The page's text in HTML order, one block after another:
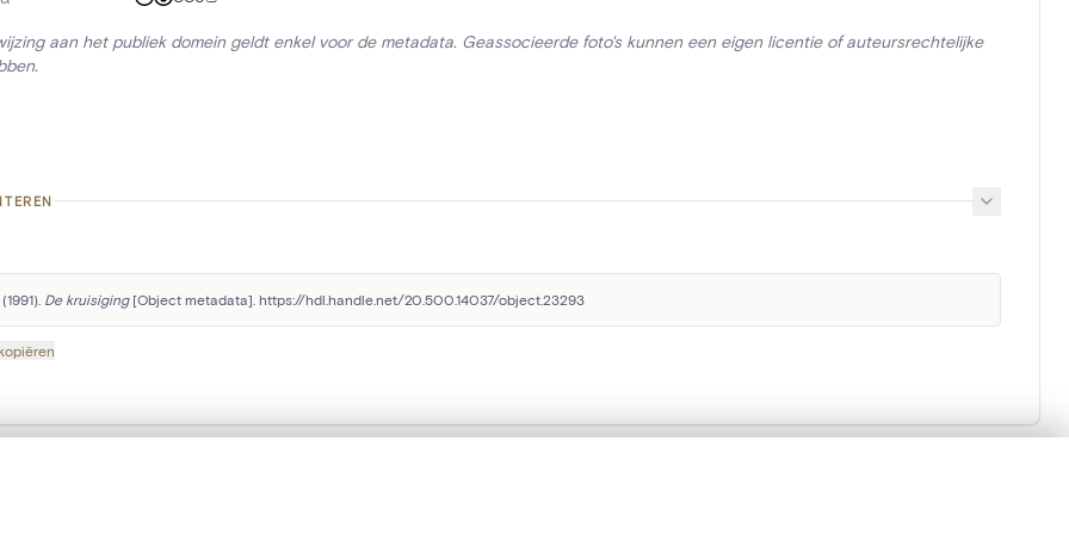
aan het publiek domein geldt enkel voor de metadata. Geassocieerde foto's kunnen een eigen licentie of auteursrechtelijke
De kruisiging [Object metadata]. https://hdl.handle.net/20.500.14037/object.23293